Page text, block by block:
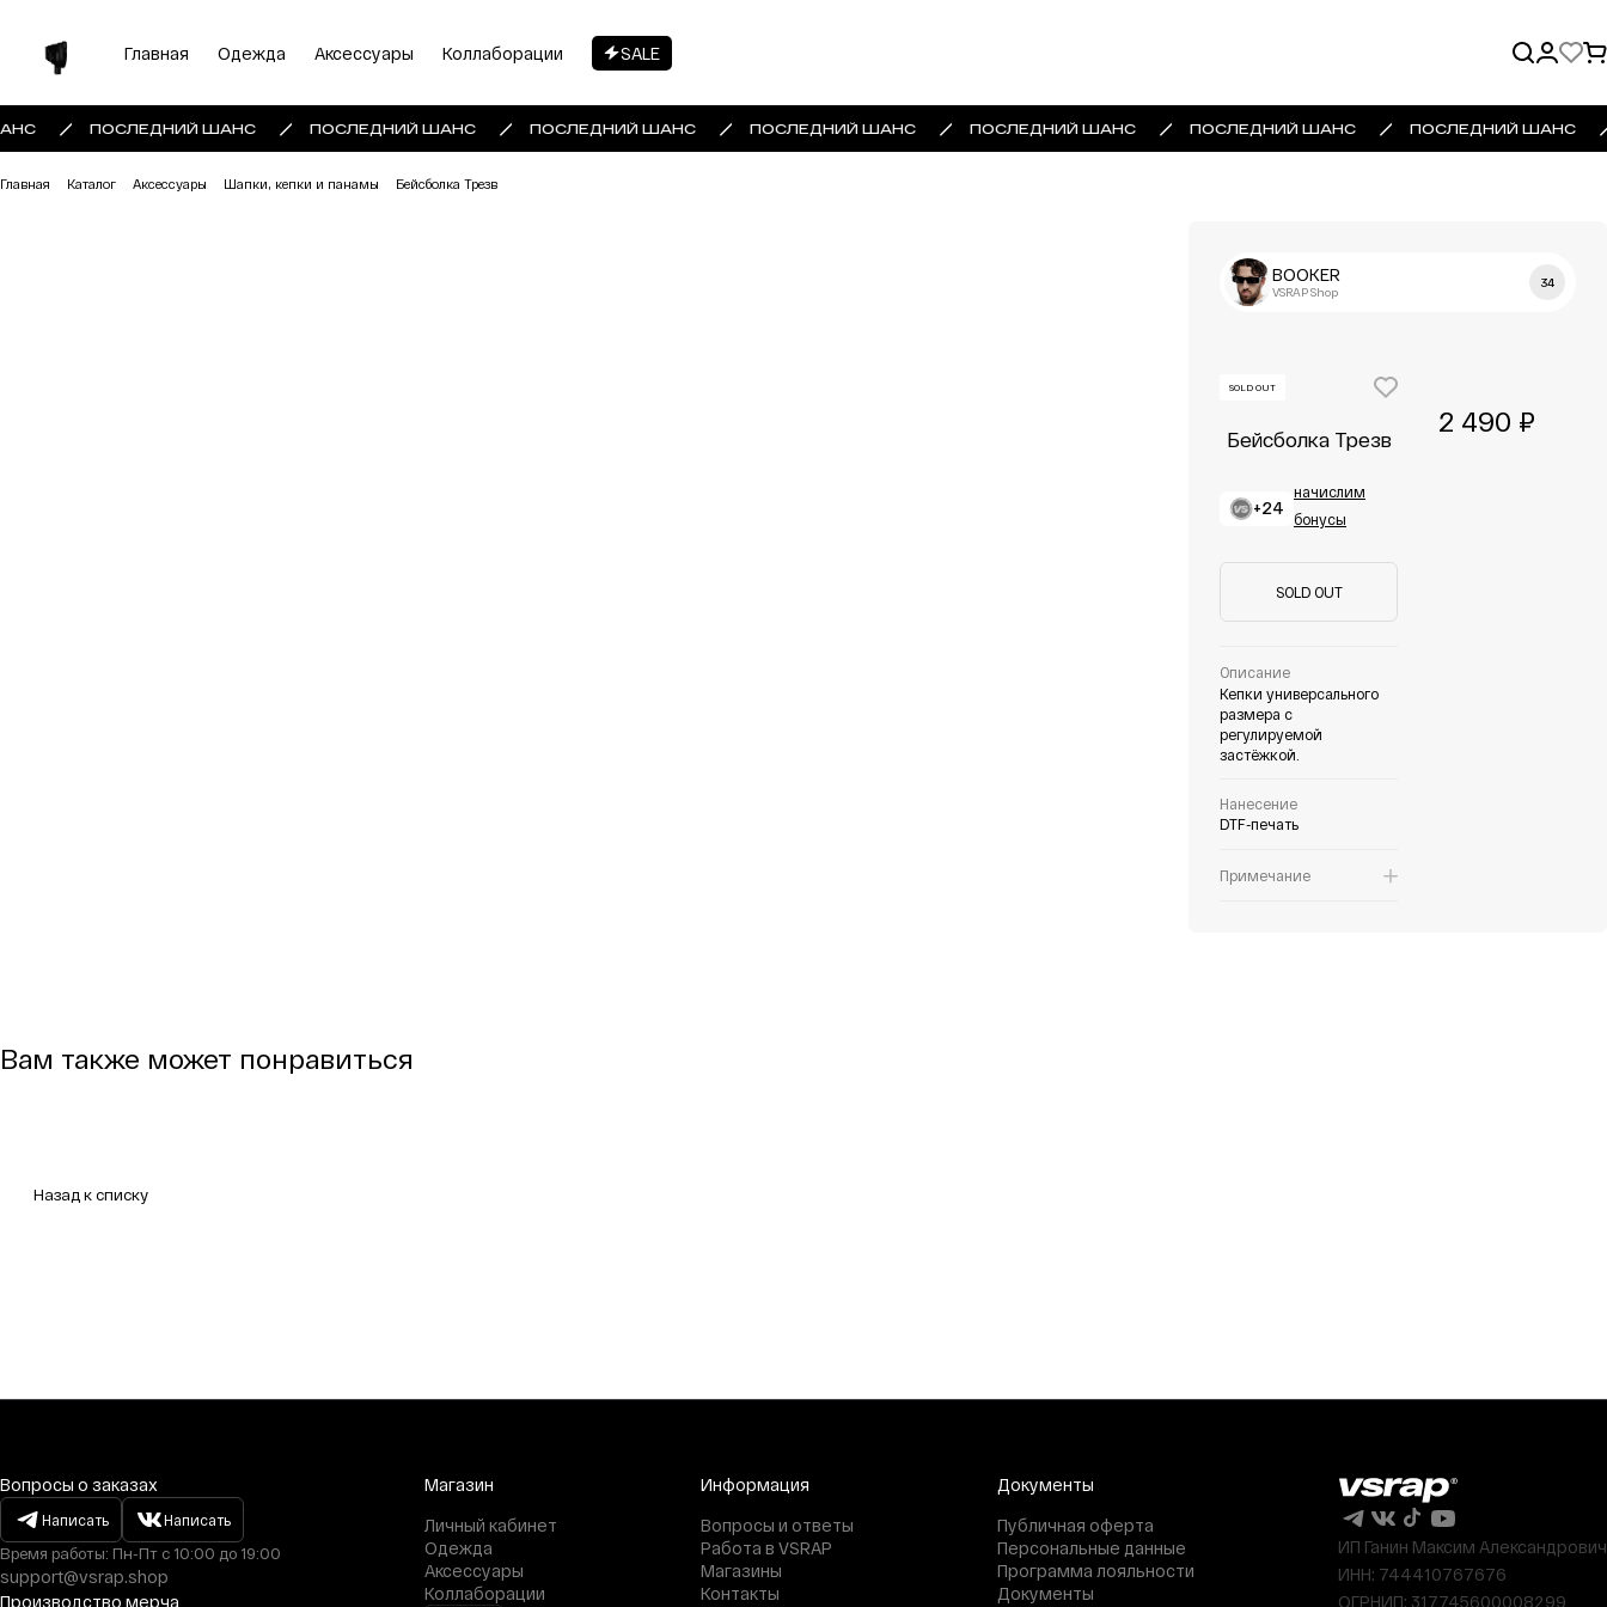
Главная Одежда Аксессуары Коллаборации SALE
ПОСЛЕДНИЙ ШАНС ПОСЛЕДНИЙ ШАНС ПОСЛЕДНИЙ ШАНС ПОСЛЕДНИЙ ШАНС ПОСЛЕДНИЙ ШАНС ПОСЛЕДНИЙ ШАНС ПОСЛЕДНИЙ ШАНС
Главная Каталог Аксессуары Шапки, кепки и панамы Бейсболка Трезв
BOOKER
VSRAP Shop
34
SOLD OUT
Бейсболка Трезв
+24
начислим
бонусы
SOLD OUT
Описание
Кепки универсального
размера с
регулируемой
застёжкой.
Нанесение
DTF-печать
Примечание
2 490 ₽
Вам также может понравиться
Назад к списку
Вопросы о заказах
Написать Написать
Время работы: Пн-Пт с 10:00 до 19:00
support@vsrap.shop
Производство мерча
Магазин
Личный кабинет
Одежда
Аксессуары
Коллаборации
Информация
Вопросы и ответы
Работа в VSRAP
Магазины
Контакты
Документы
Публичная оферта
Персональные данные
Программа лояльности
Документы
ИП Ганин Максим Александрович
ИНН: 744410767676
ОГРНИП: 317745600008299